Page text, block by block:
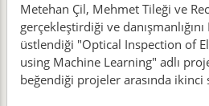
Metehan Çil, Mehmet Tileği ve
gerçekleştirdiği ve
üstlendiği "Optical Inspection of
using Machine Learning" adlı
beğendiği projeler arasında ikinci